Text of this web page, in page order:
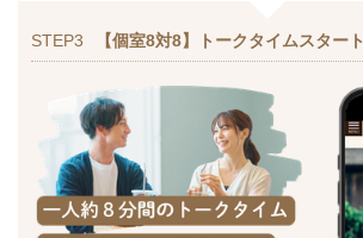
STEP3 【個室8対8】トークタイムスタート